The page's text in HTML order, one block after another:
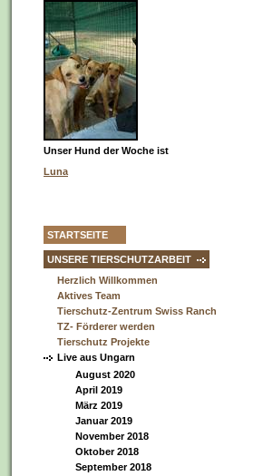
Unser Hund der Woche ist
Luna
STARTSEITE
UNSERE TIERSCHUTZARBEIT
Herzlich Willkommen
Aktives Team
Tierschutz-Zentrum Swiss Ranch
TZ- Förderer werden
Tierschutz Projekte
Live aus Ungarn
August 2020
April 2019
März 2019
Januar 2019
November 2018
Oktober 2018
September 2018